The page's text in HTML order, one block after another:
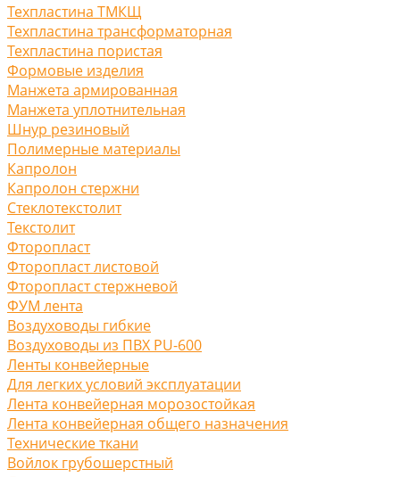
Техпластина ТМКЩ
Техпластина трансформаторная
Техпластина пористая
Формовые изделия
Манжета армированная
Манжета уплотнительная
Шнур резиновый
Полимерные материалы
Капролон
Капролон стержни
Стеклотекстолит
Текстолит
Фторопласт
Фторопласт листовой
Фторопласт стержневой
ФУМ лента
Воздуховоды гибкие
Воздуховоды из ПВХ PU-600
Ленты конвейерные
Для легких условий эксплуатации
Лента конвейерная морозостойкая
Лента конвейерная общего назначения
Технические ткани
Войлок грубошерстный